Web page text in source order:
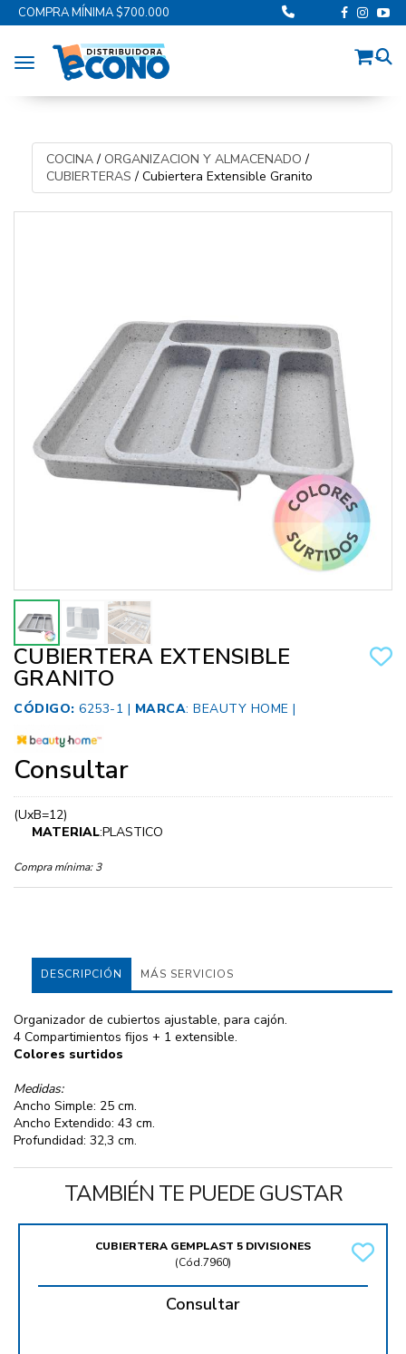
COMPRA MÍNIMA $700.000
Toggle navigation
COCINA/ ORGANIZACION Y ALMACENADO /
CUBIERTERAS / Cubiertera Extensible Granito
CUBIERTERA EXTENSIBLE
GRANITO
CÓDIGO: 6253-1 | MARCA: BEAUTY HOME |
Consultar
(UxB=12)
MATERIAL:PLASTICO
Compra mínima: 3
DESCRIPCIÓN MÁS SERVICIOS
Organizador de cubiertos ajustable, para cajón.
4 Compartimientos fijos + 1 extensible.
Colores surtidos
Medidas:
Ancho Simple: 25 cm.
Ancho Extendido: 43 cm.
Profundidad: 32,3 cm.
TAMBIÉN TE PUEDE GUSTAR
CUBIERTERA GEMPLAST 5 DIVISIONES
(Cód.7960)
Consultar